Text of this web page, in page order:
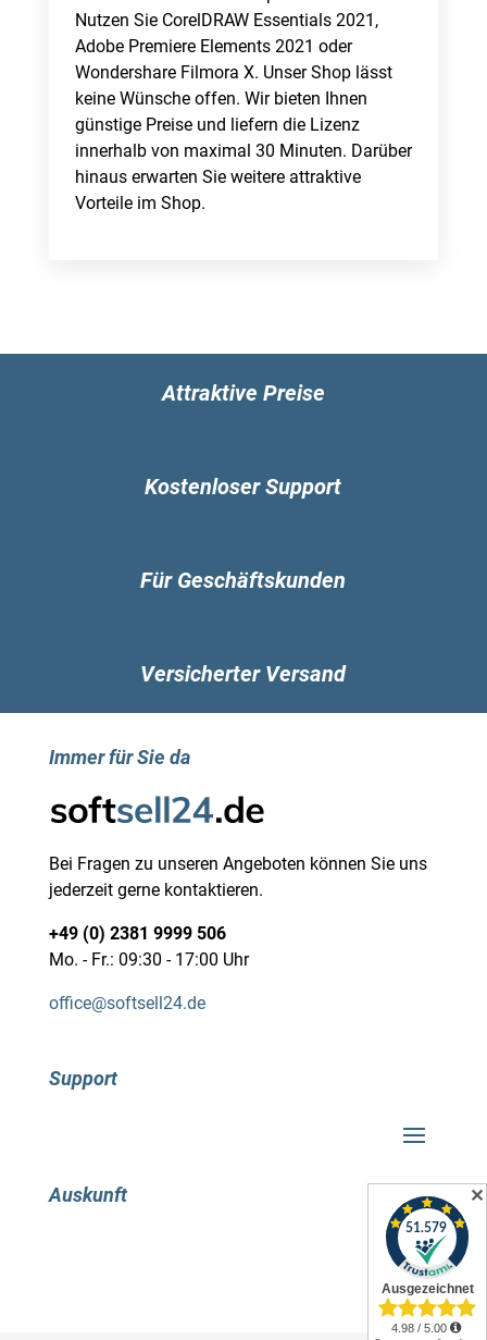
Nutzen Sie CorelDRAW Essentials 2021,
Adobe Premiere Elements 2021 oder
Wondershare Filmora X. Unser Shop lässt
keine Wünsche offen. Wir bieten Ihnen
günstige Preise und liefern die Lizenz
innerhalb von maximal 30 Minuten. Darüber
hinaus erwarten Sie weitere attraktive
Vorteile im Shop.
Attraktive Preise
Kostenloser Support
Für Geschäftskunden
Versicherter Versand
Immer für Sie da
Bei Fragen zu unseren Angeboten können Sie uns
jederzeit gerne kontaktieren.
+49 (0) 2381 9999 506
Mo. - Fr.: 09:30 - 17:00 Uhr
office@softsell24.de
Support
Auskunft ✕